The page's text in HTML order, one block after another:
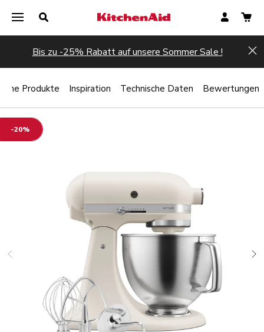
Bis zu -25% Rabatt auf unsere Sommer Sale !
-20%
Produkte Inspiration Technische Daten Bewertungen